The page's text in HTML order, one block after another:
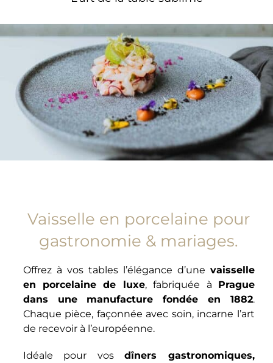
Qui sommes-nous
Boutique Pros
Vaisselle en porcelaine pour
gastronomie & mariages.
Offrez à vos tables l’élégance d’unevaisselle
en porcelaine de luxe, fabriquée à Prague
dans une manufacture fondée en 1882.
Chaque pièce, façonnée avec soin, incarne l’art
de recevoir à l’européenne.
Idéale pour vosdîners gastronomiques,